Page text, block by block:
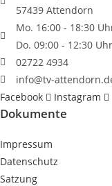
57439 Attendorn
Mo. 16:00 - 18:30
Do. 09:00 - 12:30 Uhr
02722 4934
info@tv-
Facebook
Instagram
Dokumente
Impressum
Datenschutz
Satzung